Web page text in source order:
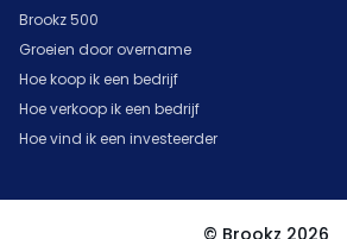
Brookz 500
Groeien door overname
Hoe koop ik een bedrijf
Hoe verkoop ik een bedrijf
Hoe vind ik een investeerder
© Brookz 2026